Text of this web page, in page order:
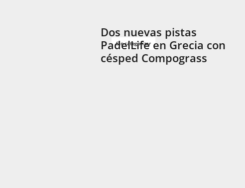
Sin categorizar
Dos nuevas pistas
PadelLife en Grecia con
césped Compograss